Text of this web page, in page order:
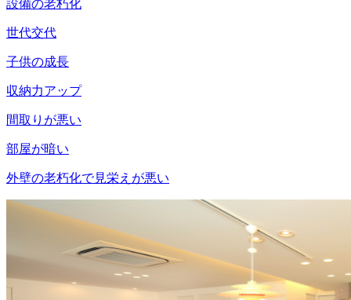
設備の老朽化
世代交代
子供の成長
収納力アップ
間取りが悪い
部屋が暗い
外壁の老朽化で見栄えが悪い